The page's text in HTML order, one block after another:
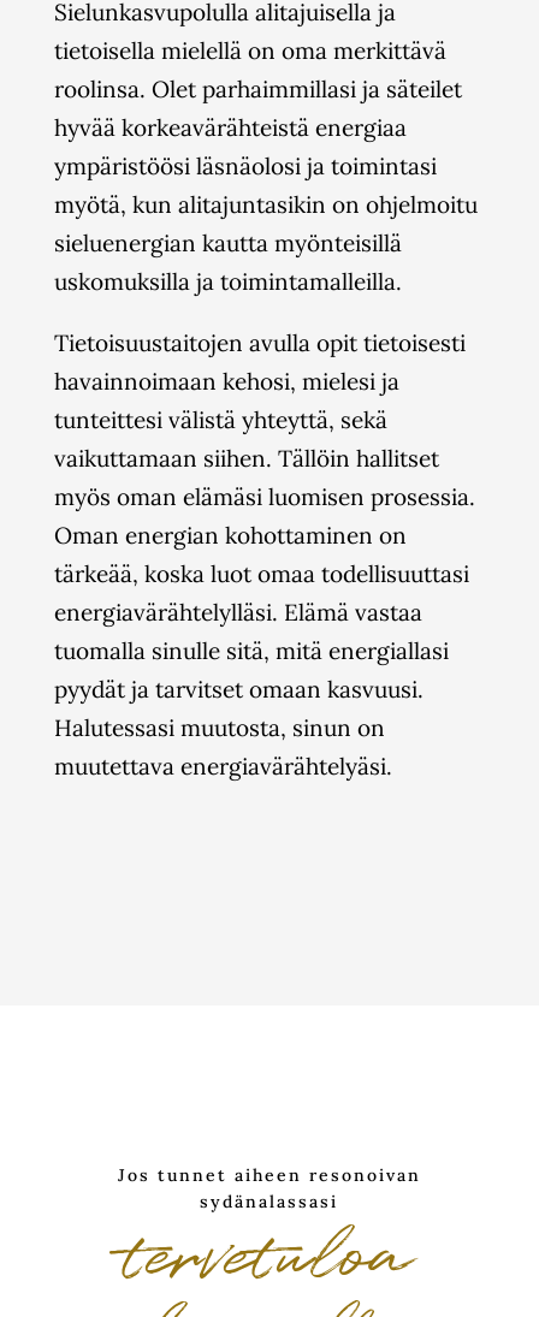
Sielunkasvupolulla alitajuisella ja
tietoisella mielellä on oma merkittävä
roolinsa. Olet parhaimmillasi ja säteilet
hyvää korkeavärähteistä energiaa
ympäristöösi läsnäolosi ja toimintasi
myötä, kun alitajuntasikin on ohjelmoitu
sieluenergian kautta myönteisillä
uskomuksilla ja toimintamalleilla.
Tietoisuustaitojen avulla opit tietoisesti
havainnoimaan kehosi, mielesi ja
tunteittesi välistä yhteyttä, sekä
vaikuttamaan siihen. Tällöin hallitset
myös oman elämäsi luomisen prosessia.
Oman energian kohottaminen on
tärkeää, koska luot omaa todellisuuttasi
energiavärähtelylläsi. Elämä vastaa
tuomalla sinulle sitä, mitä energiallasi
pyydät ja tarvitset omaan kasvuusi.
Halutessasi muutosta, sinun on
muutettava energiavärähtelyäsi.
Jos tunnet aiheen resonoivan
sydänalassasi
tervetuloa